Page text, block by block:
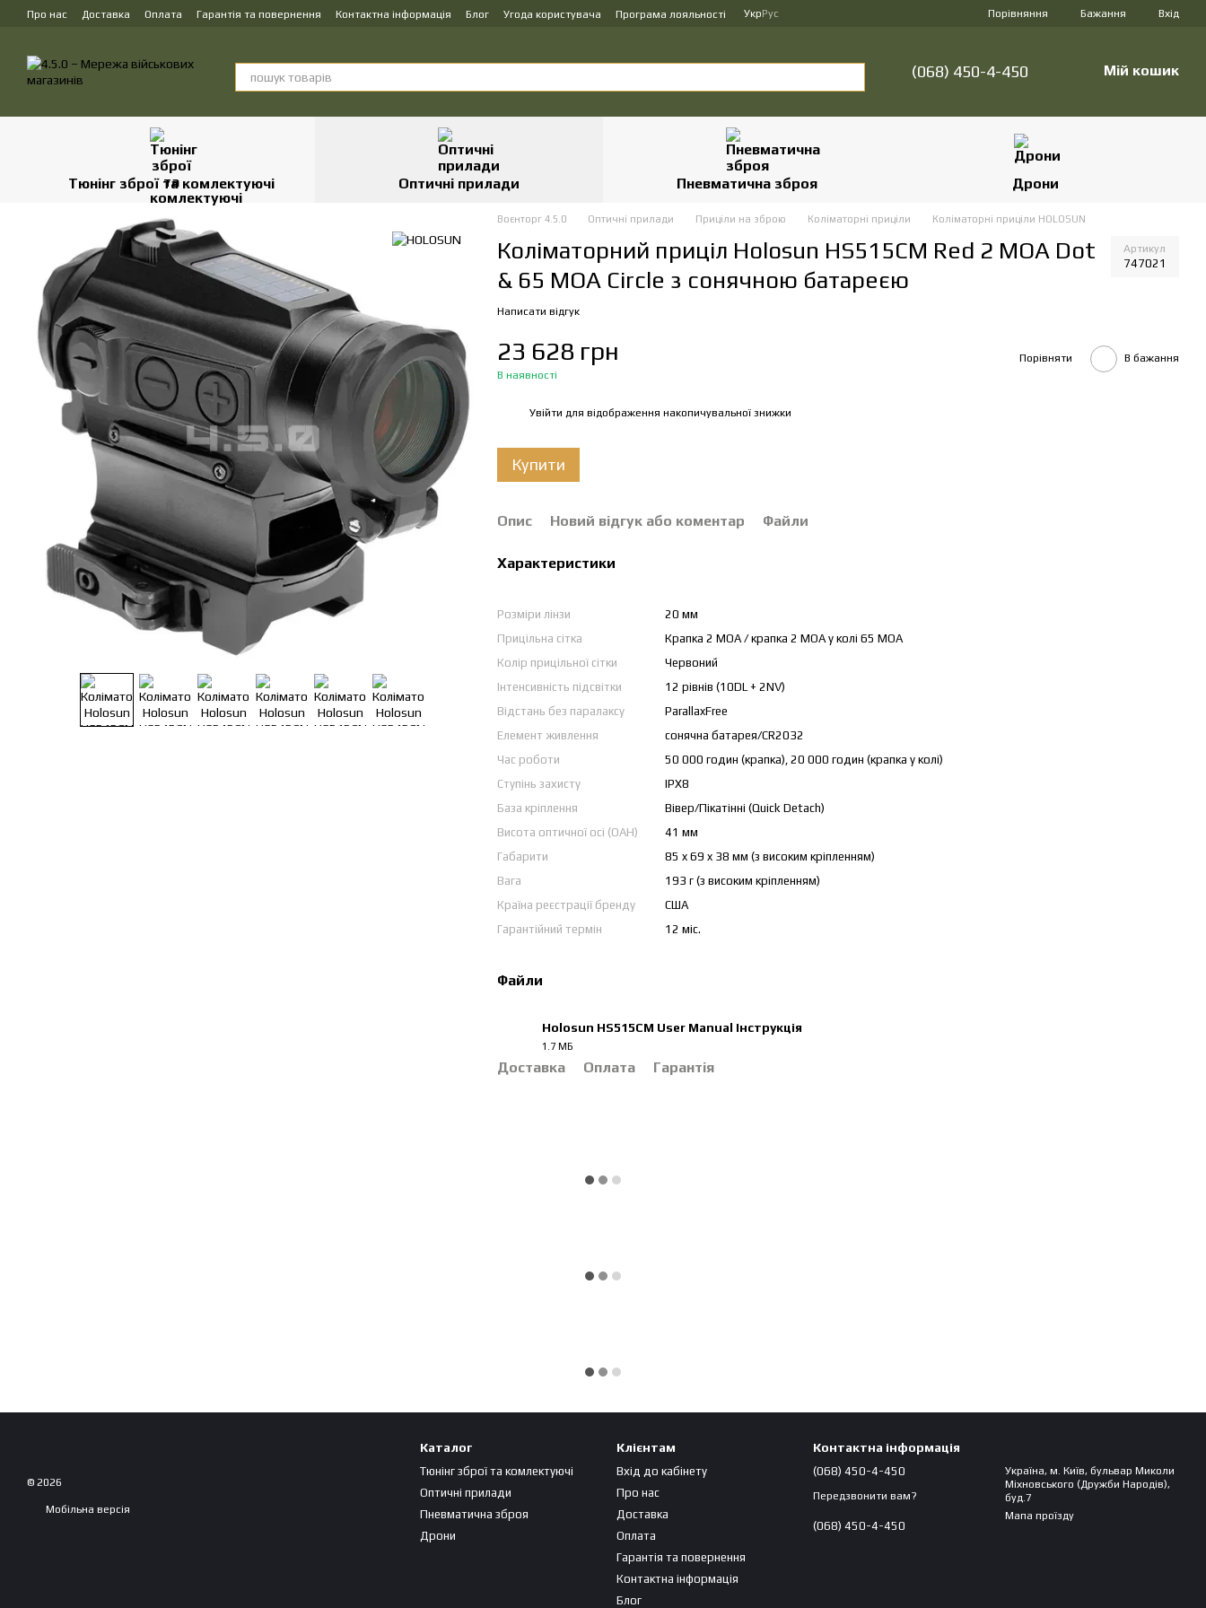
Перейти до основного контенту
Про нас Доставка Оплата Гарантія та повернення Контактна інформація Блог Угода користувача Програма лояльності УкрРус Порівняння Бажання Вхід
(068) 450-4-450 Мій кошик
Тюнінг зброї та комлектуючі Оптичні прилади Пневматична зброя Дрони
Воєнторг 4.5.0 Оптичні прилади Приціли на зброю Коліматорні приціли Коліматорні приціли HOLOSUN
Коліматорний приціл Holosun HS515CM Red 2 MOA Dot
& 65 MOA Circle з сонячною батареєю
Артикул
747021
Написати відгук
23 628 грн
В наявності
Порівняти В бажання
Увійти для відображення накопичувальної знижки
Купити
Опис Новий відгук або коментар Файли
Характеристики
Розміри лінзи
20 мм
Прицільна сітка
Крапка 2 МОА / крапка 2 МОА у колі 65 МОА
Колір прицільної сітки
Червоний
Інтенсивність підсвітки
12 рівнів (10DL + 2NV)
Відстань без паралаксу
ParallaxFree
Елемент живлення
сонячна батарея/CR2032
Час роботи
50 000 годин (крапка), 20 000 годин (крапка у колі)
Ступінь захисту
IPX8
База кріплення
Вівер/Пікатінні (Quick Detach)
Висота оптичної осі (OAH)
41 мм
Габарити
85 x 69 x 38 мм (з високим кріпленням)
Вага
193 г (з високим кріпленням)
Країна реєстрації бренду
США
Гарантійний термін
12 міс.
Файли
Holosun HS515CM User Manual Інструкція
1.7 МБ
Доставка Оплата Гарантія
© 2026
Мобільна версія
Каталог
Тюнінг зброї та комлектуючі
Оптичні прилади
Пневматична зброя
Дрони
Клієнтам
Вхід до кабінету
Про нас
Доставка
Оплата
Гарантія та повернення
Контактна інформація
Блог
Контактна інформація
(068) 450-4-450
Передзвонити вам?
(068) 450-4-450
Україна, м. Київ, бульвар Миколи
Міхновського (Дружби Народів),
буд.7
Мапа проїзду